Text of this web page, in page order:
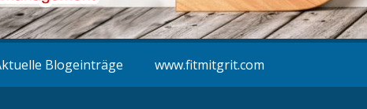
Blogeinträge www.fitmitgrit.com